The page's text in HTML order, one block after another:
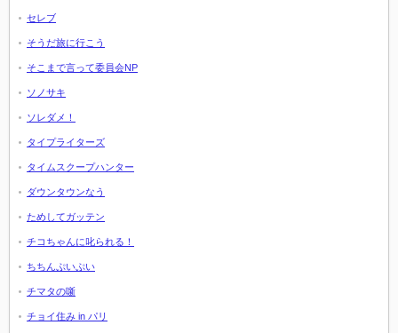
セレブ
そうだ旅に行こう
そこまで言って委員会NP
ソノサキ
ソレダメ！
タイプライターズ
タイムスクープハンター
ダウンタウンなう
ためしてガッテン
チコちゃんに叱られる！
ちちんぷいぷい
チマタの噺
チョイ住み in パリ